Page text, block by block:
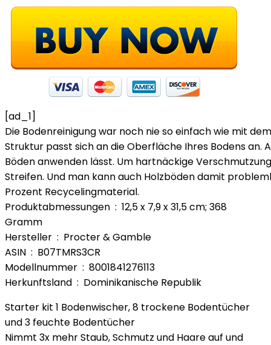
[ad_1]
Die Bodenreinigung war noch nie so einfach wie mit
Struktur passt sich an die Oberfläche Ihres Bodens an.
Böden anwenden lässt. Um hartnäckige
Streifen. Und man kann auch Holzböden damit
Prozent Recycelingmaterial.
Produktabmessungen ‏ : ‎ 12,5 x 7,9 x 31,5 cm; 368
Gramm
Hersteller ‏ : ‎ Procter & Gamble
ASIN ‏ : ‎ B07TMRS3CR
Modellnummer ‏ : ‎ 8001841276113
Herkunftsland ‏ : ‎ Dominikanische Republik
Starter kit 1 Bodenwischer, 8 trockene Bodentücher
und 3 feuchte Bodentücher
Nimmt 3x mehr Staub, Schmutz und Haare auf und